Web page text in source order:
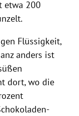
etwa 200
Flüssigkeit,
anders ist
dort, wo die